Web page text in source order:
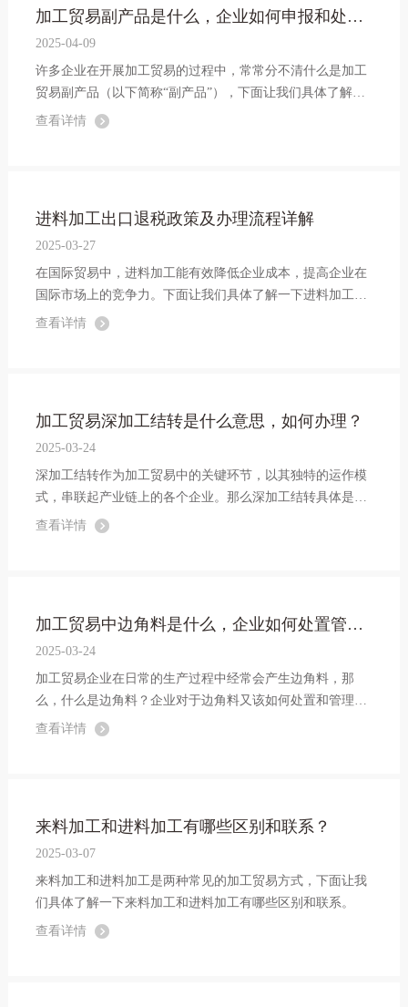
加工贸易副产品是什么，企业如何申报和处置？
2025-04-09
许多企业在开展加工贸易的过程中，常常分不清什么是加工
贸易副产品（以下简称“副产品”），下面让我们具体了解一
下。
查看详情
进料加工出口退税政策及办理流程详解
2025-03-27
在国际贸易中，进料加工能有效降低企业成本，提高企业在
国际市场上的竞争力。下面让我们具体了解一下进料加工出
口退税政策及办理流程。
查看详情
加工贸易深加工结转是什么意思，如何办理？
2025-03-24
深加工结转作为加工贸易中的关键环节，以其独特的运作模
式，串联起产业链上的各个企业。那么深加工结转具体是什
么意思，企业如何办理？接下来，让我们深入了解一下。
查看详情
加工贸易中边角料是什么，企业如何处置管理？
2025-03-24
加工贸易企业在日常的生产过程中经常会产生边角料，那
么，什么是边角料？企业对于边角料又该如何处置和管理
呢？
查看详情
来料加工和进料加工有哪些区别和联系？
2025-03-07
来料加工和进料加工是两种常见的加工贸易方式，下面让我
们具体了解一下来料加工和进料加工有哪些区别和联系。
查看详情